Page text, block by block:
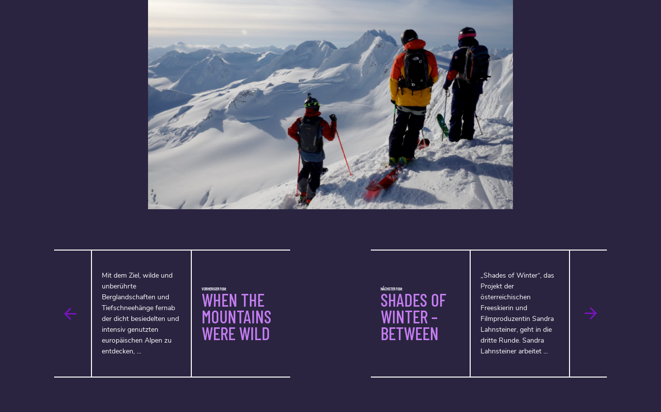
NÄCHSTER FILM:
SHADES OF
WINTER –
BETWEEN
„Shades of Winter“, das
Projekt der
österreichischen
Freeskierin und
Filmproduzentin Sandra
Lahnsteiner, geht in die
dritte Runde. Sandra
Lahnsteiner arbeitet ...
Mit dem Ziel, wilde und
unberührte
Berglandschaften und
Tiefschneehänge fernab
der dicht besiedelten und
intensiv genutzten
europäischen Alpen zu
entdecken, ...
VORHERIGER FILM:
WHEN THE
MOUNTAINS
WERE WILD